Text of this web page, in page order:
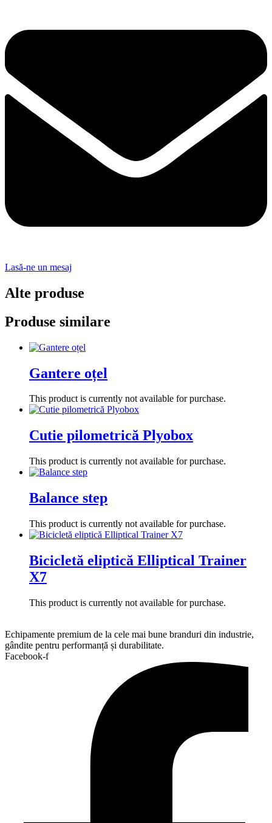
Lasă-ne un mesaj
Alte produse
Produse similare
Gantere oțel
This product is currently not available for purchase.
Cutie pilometrică Plyobox
This product is currently not available for purchase.
Balance step
This product is currently not available for purchase.
Bicicletă eliptică Elliptical Trainer
X7
This product is currently not available for purchase.
Echipamente premium de la cele mai bune branduri din industrie,
gândite pentru performanță și durabilitate.
Facebook-f